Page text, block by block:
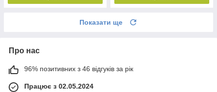
Показати ще
Про нас
96% позитивних з 46 відгуків за рік
Працює з 02.05.2024